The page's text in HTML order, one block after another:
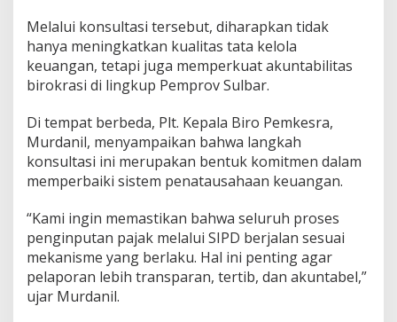
y
a
n
a
n
d
m
i
n
i
t
r
a
s
Melalui konsultasi tersebut, diharapkan tidak
hanya meningkatkan kualitas tata kelola
keuangan, tetapi juga memperkuat akuntabilitas
birokrasi di lingkup Pemprov Sulbar.
Di tempat berbeda, Plt. Kepala Biro Pemkesra,
Murdanil, menyampaikan bahwa langkah
konsultasi ini merupakan bentuk komitmen dalam
memperbaiki sistem penatausahaan keuangan.
“Kami ingin memastikan bahwa seluruh proses
penginputan pajak melalui SIPD berjalan sesuai
mekanisme yang berlaku. Hal ini penting agar
pelaporan lebih transparan, tertib, dan akuntabel,”
ujar Murdanil.